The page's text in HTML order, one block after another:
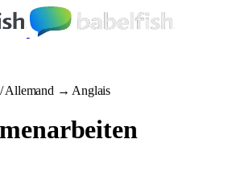
/ Allemand → Anglais